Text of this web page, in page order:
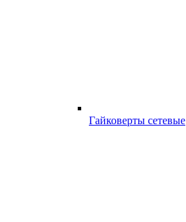
Гайковерты сетевые